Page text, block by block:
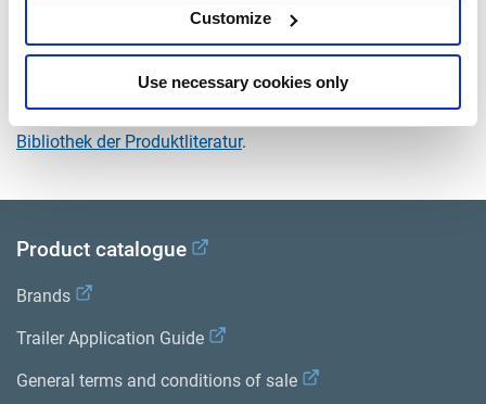
Customize
Use necessary cookies only
Dokumente
Sehen Sie sich alle verwandten Publikationen in unserem
Bibliothek der Produktliteratur.
Product catalogue
Brands
Trailer Application Guide
General terms and conditions of sale